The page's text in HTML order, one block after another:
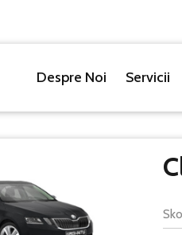
Despre Noi Servicii